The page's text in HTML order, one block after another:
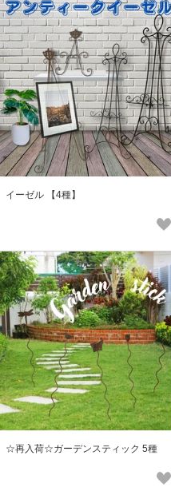
イーゼル 【4種】
☆再入荷☆ガーデンスティック 5種